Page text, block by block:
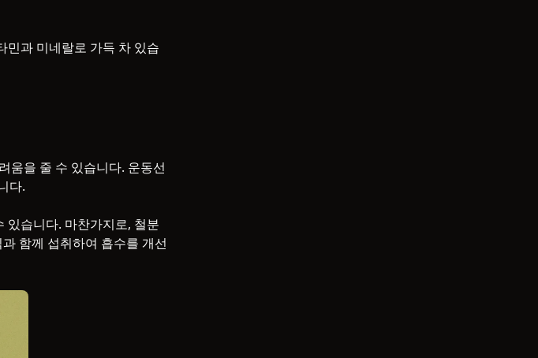
민과 미네랄로 가득 차 있습
움을 줄 수 있습니다. 운동선
다.
있습니다. 마찬가지로, 철분
함께 섭취하여 흡수를 개선